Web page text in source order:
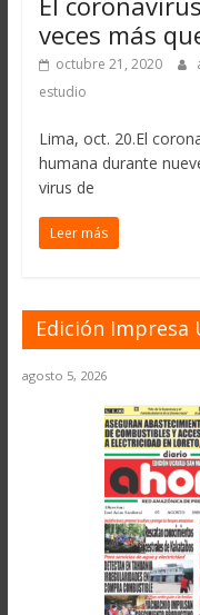
veces más
octubre 21, 2020
estudio
Lima, oct. 20.El
humana durante
virus de
Leer más
Edición Impresa
agosto 5, 2026